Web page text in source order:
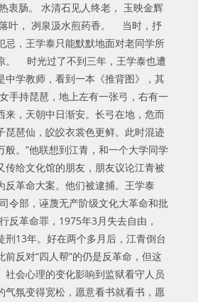
衷肠。 水清石见人终老， 玉映金辉
叶， 冽泉汲水煎药香。 当时，抒
忌，王学泰只能默默地面对老同学所
。 时光过了不到三年，王学泰也遭
中学教师，看到一本《推背图》，其
手持琵琶，地上左有一张弓，右有一
来，天朝中日渐安。长弓在地，危而
琵琶仙，皎皎衣裳色更鲜。此时混迹
般。”他联想到江青，和一个大学同学
传给文化馆的朋友，朋友议论江青被
反革命大案。他们被逮捕。王学泰
令部，诬蔑无产阶级文化大革命和批
反革命罪，1975年3月失去自由，
刑13年。好在两个多月后，江青倒台
前反对“四人帮”的仍是反革命，但这
社会心理的变化影响到监狱看守人员
气氛变得宽松，愿意看书就看书，愿